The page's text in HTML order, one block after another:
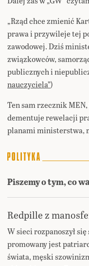
„Rząd chce zmienić
prawa i przywileje tej
zawodowej. Dziś
związkowców,
publicznych i
nauczyciela”)
Ten sam rzecznik
dementuje rewelacji
planami ministerstwa,
Piszemy o tym, co
Redpille z
W sieci rozpanoszył
promowany jest
świata, męski